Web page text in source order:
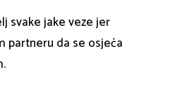
svake jake veze jer
partneru da se osjeća